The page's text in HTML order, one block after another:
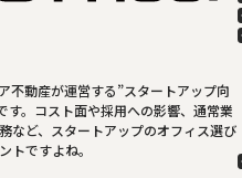
不動産が運営する”スタートアップ向
す。コスト面や採用への影響、通常業
など、スタートアップのオフィス選び
トですよね。